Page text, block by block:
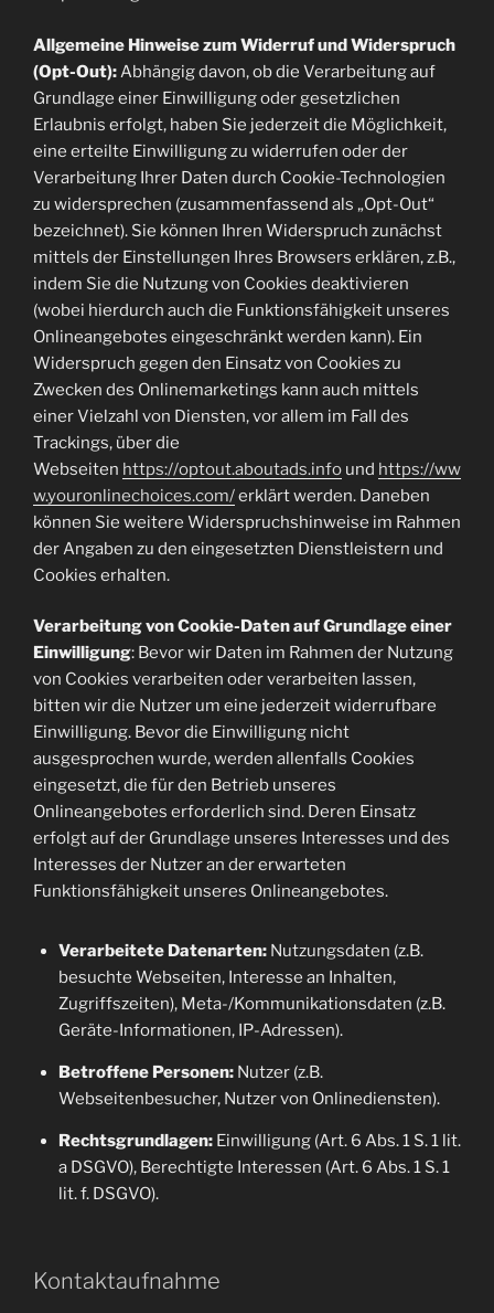
Allgemeine Hinweise zum Widerruf und Widerspruch
(Opt-Out): Abhängig davon, ob die Verarbeitung auf
Grundlage einer Einwilligung oder gesetzlichen
Erlaubnis erfolgt, haben Sie jederzeit die Möglichkeit,
eine erteilte Einwilligung zu widerrufen oder der
Verarbeitung Ihrer Daten durch Cookie-Technologien
zu widersprechen (zusammenfassend als „Opt-Out“
bezeichnet). Sie können Ihren Widerspruch zunächst
mittels der Einstellungen Ihres Browsers erklären, z.B.,
indem Sie die Nutzung von Cookies deaktivieren
(wobei hierdurch auch die Funktionsfähigkeit unseres
Onlineangebotes eingeschränkt werden kann). Ein
Widerspruch gegen den Einsatz von Cookies zu
Zwecken des Onlinemarketings kann auch mittels
einer Vielzahl von Diensten, vor allem im Fall des
Trackings, über die
Webseiten https://optout.aboutads.info und https://ww
w.youronlinechoices.com/erklärt werden. Daneben
können Sie weitere Widerspruchshinweise im Rahmen
der Angaben zu den eingesetzten Dienstleistern und
Cookies erhalten.
Verarbeitung von Cookie-Daten auf Grundlage einer
Einwilligung: Bevor wir Daten im Rahmen der Nutzung
von Cookies verarbeiten oder verarbeiten lassen,
bitten wir die Nutzer um eine jederzeit widerrufbare
Einwilligung. Bevor die Einwilligung nicht
ausgesprochen wurde, werden allenfalls Cookies
eingesetzt, die für den Betrieb unseres
Onlineangebotes erforderlich sind. Deren Einsatz
erfolgt auf der Grundlage unseres Interesses und des
Interesses der Nutzer an der erwarteten
Funktionsfähigkeit unseres Onlineangebotes.
Verarbeitete Datenarten:Nutzungsdaten (z.B.
besuchte Webseiten, Interesse an Inhalten,
Zugriffszeiten), Meta-/Kommunikationsdaten (z.B.
Geräte-Informationen, IP-Adressen).
Betroffene Personen:Nutzer (z.B.
Webseitenbesucher, Nutzer von Onlinediensten).
Rechtsgrundlagen:Einwilligung (Art. 6 Abs. 1 S. 1 lit.
a DSGVO), Berechtigte Interessen (Art. 6 Abs. 1 S. 1
lit. f. DSGVO).
Kontaktaufnahme